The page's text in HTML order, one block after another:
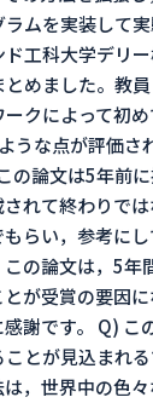
ムを実装して実
工科大学デリ
めました。教
クによって初
うな点が評価さ
の論文は5年前
れて終わりで
らい，参考に
の論文は，5年
が受賞の要因
謝です。 Q) こ
とが見込まれ
，世界中の色